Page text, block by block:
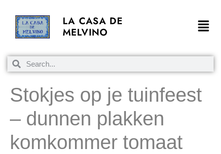
LA CASA DE
MELVINO
Stokjes op je tuinfeest
– dunnen plakken
komkommer tomaat